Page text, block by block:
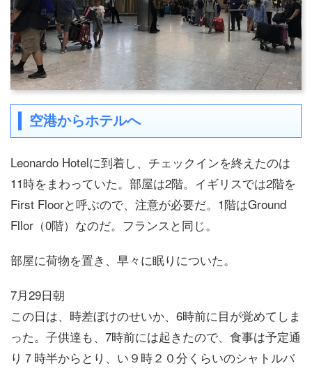
空港からホテルへ
Leonardo Hotelに到着し、チェックインを終えたのは
11時をまわっていた。部屋は2階。イギリスでは2階を
First Floorと呼ぶので、注意が必要だ。1階はGround
Fllor（0階）なのだ。フランスと同じ。
部屋に荷物を置き、早々に眠りについた。
7月29日朝
この日は、時差ぼけのせいか、6時前に目が覚めてしま
った。子供達も、7時前には起きたので、食事は予定通
り７時半からとり、い９時２０分くらいのシャトルバ